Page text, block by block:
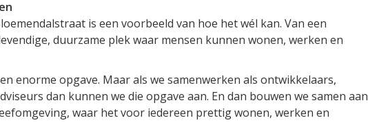
is een voorbeeld van hoe het wél kan. Van een
duurzame plek waar mensen kunnen wonen, werken en
enorme opgave. Maar als we samenwerken als ontwikkelaars,
dan kunnen we die opgave aan. En dan bouwen we samen aan
waar het voor iedereen prettig wonen, werken en